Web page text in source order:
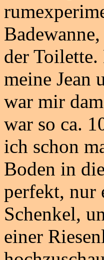
der Toilette.
meine Jean
war mir
war so ca.
ich schon
Boden in
perfekt, nur
Schenkel,
einer